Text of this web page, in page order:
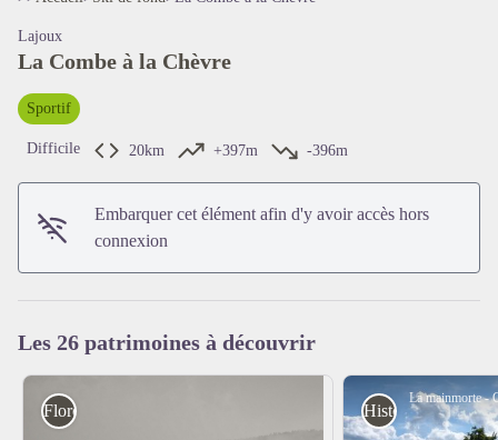
Lajoux
La Combe à la Chèvre
Sportif
Difficile 20km +397m -396m
Embarquer cet élément afin d'y avoir accès hors
connexion
Les 26 patrimoines à découvrir
Flore Histoire et